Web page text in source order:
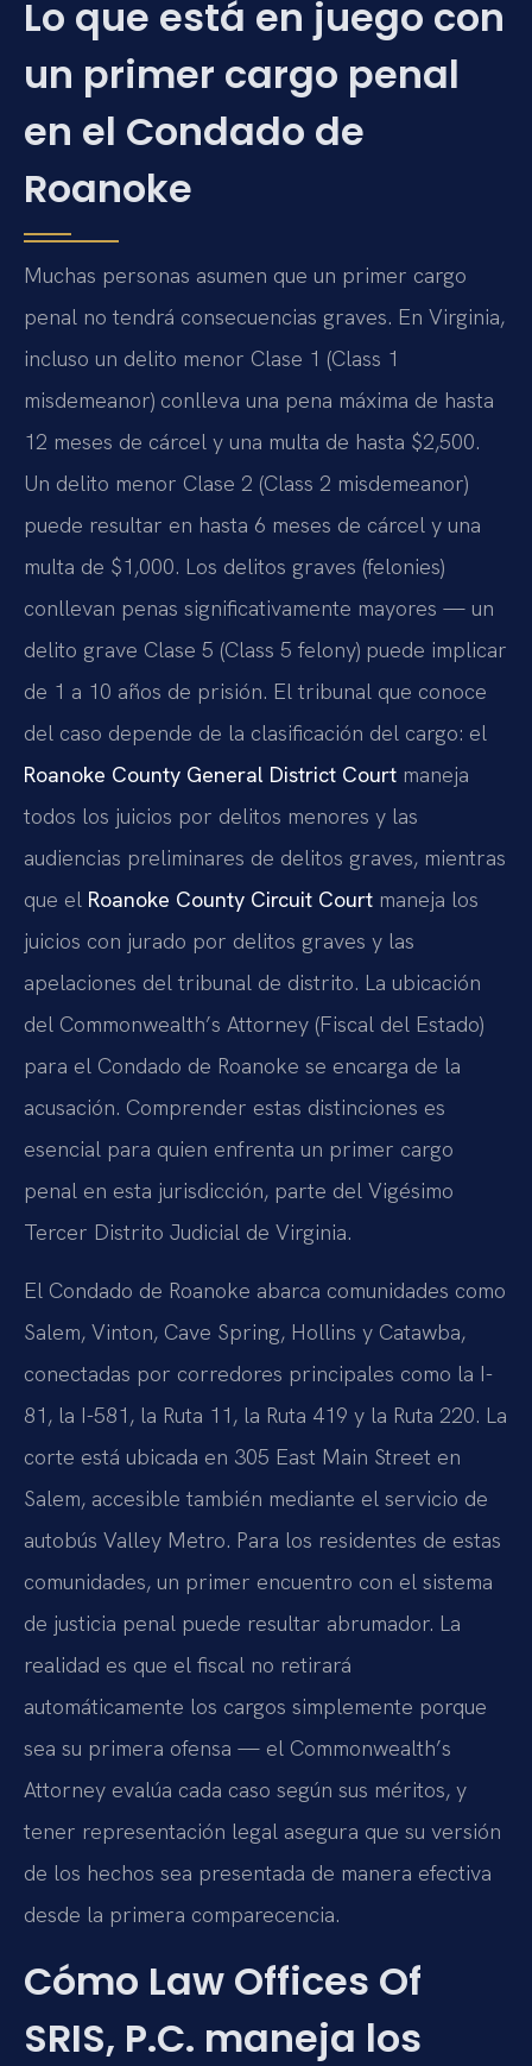
Lo que está en juego con
un primer cargo penal
en el Condado de
Roanoke
Muchas personas asumen que un primer cargo
penal no tendrá consecuencias graves. En Virginia,
incluso un delito menor Clase 1 (Class 1
misdemeanor) conlleva una pena máxima de hasta
12 meses de cárcel y una multa de hasta $2,500.
Un delito menor Clase 2 (Class 2 misdemeanor)
puede resultar en hasta 6 meses de cárcel y una
multa de $1,000. Los delitos graves (felonies)
conllevan penas significativamente mayores — un
delito grave Clase 5 (Class 5 felony) puede implicar
de 1 a 10 años de prisión. El tribunal que conoce
del caso depende de la clasificación del cargo: el
Roanoke County General District Court maneja
todos los juicios por delitos menores y las
audiencias preliminares de delitos graves, mientras
que el Roanoke County Circuit Court maneja los
juicios con jurado por delitos graves y las
apelaciones del tribunal de distrito. La ubicación
del Commonwealth’s Attorney (Fiscal del Estado)
para el Condado de Roanoke se encarga de la
acusación. Comprender estas distinciones es
esencial para quien enfrenta un primer cargo
penal en esta jurisdicción, parte del Vigésimo
Tercer Distrito Judicial de Virginia.
El Condado de Roanoke abarca comunidades como
Salem, Vinton, Cave Spring, Hollins y Catawba,
conectadas por corredores principales como la I-
81, la I-581, la Ruta 11, la Ruta 419 y la Ruta 220. La
corte está ubicada en 305 East Main Street en
Salem, accesible también mediante el servicio de
autobús Valley Metro. Para los residentes de estas
comunidades, un primer encuentro con el sistema
de justicia penal puede resultar abrumador. La
realidad es que el fiscal no retirará
automáticamente los cargos simplemente porque
sea su primera ofensa — el Commonwealth’s
Attorney evalúa cada caso según sus méritos, y
tener representación legal asegura que su versión
de los hechos sea presentada de manera efectiva
desde la primera comparecencia.
Cómo Law Offices Of
SRIS, P.C. maneja los